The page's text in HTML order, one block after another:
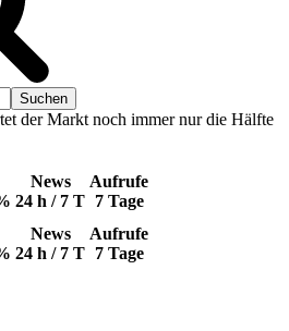
der Markt noch immer nur die Hälfte
News
24 h / 7 T
Aufrufe
7 Tage
News
24 h / 7 T
Aufrufe
7 Tage